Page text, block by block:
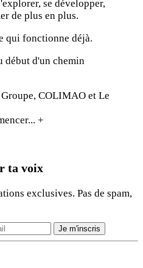
se développer,
de plus en plus.
qui fonctionne déjà.
début d'un chemin
COLIMAO et Le
+
ta voix
exclusives. Pas de spam,
Je m'inscris